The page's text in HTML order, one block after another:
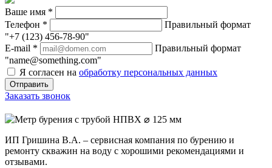
Ваше имя *
Телефон *
Правильный формат
"+7 (123) 456-78-90"
E-mail *
Правильный формат
"name@something.com"
Я согласен на обработку персональных данных
Заказать звонок
ИП Гришина В.А. – сервисная компания по бурению и
ремонту скважин на воду с хорошими рекомендациями и
отзывами.